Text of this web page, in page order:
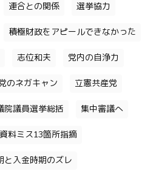
連合との関係 選挙協力
積極財政をアピールできなかった
志位和夫 党内の自浄力
のネガキャン 立憲共産党
院議員選挙総括 集中審議へ
料ミス13箇所指摘
と入金時期のズレ